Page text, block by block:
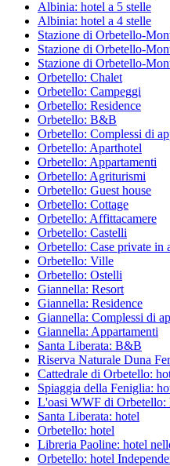
Albinia: hotel a 5 stelle
Albinia: hotel a 4 stelle
Stazione di Orbetello-
Stazione di Orbetello-
Stazione di Orbetello-
Orbetello: Chalet
Orbetello: Campeggi
Orbetello: Residence
Orbetello: B&B
Orbetello: Complessi di
Orbetello: Aparthotel
Orbetello: Appartamenti
Orbetello: Agriturismi
Orbetello: Guest house
Orbetello: Cottage
Orbetello: Affittacamere
Orbetello: Castelli
Orbetello: Case private in
Orbetello: Ville
Orbetello: Ostelli
Giannella: Resort
Giannella: Residence
Giannella: Complessi di
Giannella: Appartamenti
Santa Liberata: B&B
Riserva Naturale Duna
Cattedrale di Orbetello:
Spiaggia della Feniglia:
L'oasi WWF di Orbetello:
Santa Liberata: hotel
Orbetello: hotel
Libreria Paoline: hotel
Orbetello: hotel